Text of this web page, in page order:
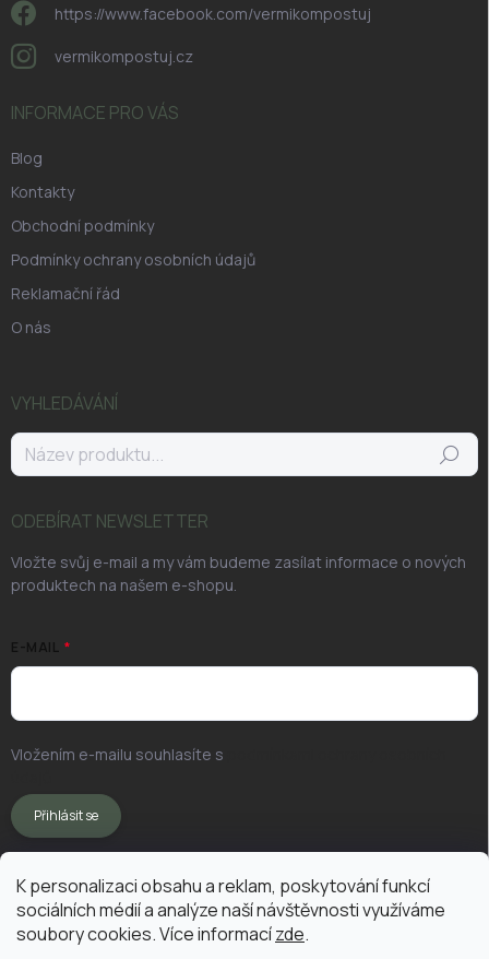
K personalizaci obsahu a reklam, poskytování funkcí
sociálních médií a analýze naší návštěvnosti využíváme
soubory cookies. Více informacízde.
https://www.facebook.com/vermikompostuj
vermikompostuj.cz
INFORMACE PRO VÁS
Blog
Kontakty
Obchodní podmínky
Podmínky ochrany osobních údajů
Reklamační řád
O nás
VYHLEDÁVÁNÍ
Hledat
ODEBÍRAT NEWSLETTER
Vložte svůj e-mail a my vám budeme zasílat informace o nových
produktech na našem e-shopu.
E-MAIL
Vložením e-mailu souhlasíte s
Přihlásit se